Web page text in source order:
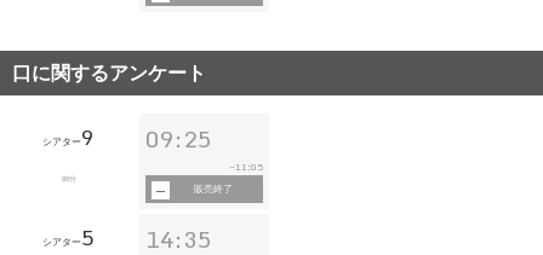
口に関するアンケート
シアター9
89分
09:25
~11:05
販売終了
シアター5 14:35